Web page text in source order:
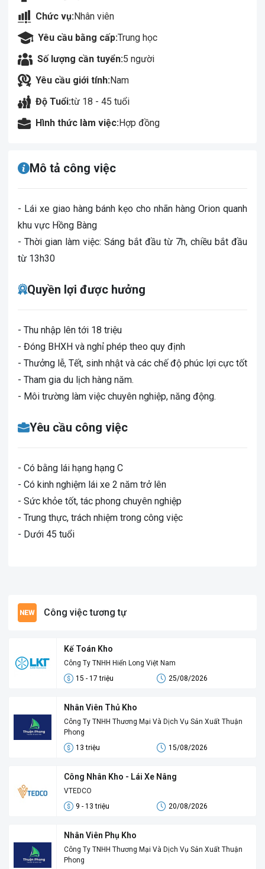
Chức vụ:Nhân viên
Yêu cầu bằng cấp:Trung học
Số lượng cần tuyển:5 người
Yêu cầu giới tính:Nam
Độ Tuổi:từ 18 - 45 tuổi
Hình thức làm việc:Hợp đồng
Mô tả công việc
- Lái xe giao hàng bánh kẹo cho nhãn hàng Orion quanh
khu vực Hồng Bàng
- Thời gian làm việc: Sáng bắt đầu từ 7h, chiều bắt đầu
từ 13h30
Quyền lợi được hưởng
- Thu nhập lên tới 18 triệu
- Đóng BHXH và nghỉ phép theo quy định
- Thưởng lễ, Tết, sinh nhật và các chế độ phúc lợi cực tốt
- Tham gia du lịch hàng năm.
- Môi trường làm việc chuyên nghiệp, năng động.
Yêu cầu công việc
- Có bằng lái hạng hạng C
- Có kinh nghiệm lái xe 2 năm trở lên
- Sức khỏe tốt, tác phong chuyên nghiệp
- Trung thực, trách nhiệm trong công việc
- Dưới 45 tuổi
Công việc tương tự
Kế Toán Kho
Công Ty TNHH Hiển Long Việt Nam
15 - 17 triệu
25/08/2026
Nhân Viên Thủ Kho
Công Ty TNHH Thương Mại Và Dịch Vụ Sản Xuất Thuận
Phong
13 triệu
15/08/2026
Công Nhân Kho - Lái Xe Nâng
VTEDCO
9 - 13 triệu
20/08/2026
Nhân Viên Phụ Kho
Công Ty TNHH Thương Mại Và Dịch Vụ Sản Xuất Thuận
Phong